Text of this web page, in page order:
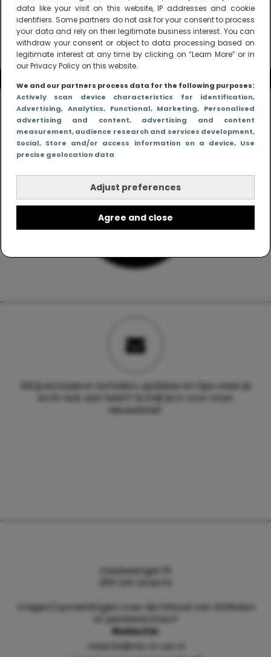
data like your visit on this website, IP addresses and cookie
identifiers. Some partners do not ask for your consent to process
your data and rely on their legitimate business interest. You can
withdraw your consent or object to data processing based on
legitimate interest at any time by clicking on “Learn More” or in
our Privacy Policy on this website.
We and our partners process data for the following purposes:
Actively scan device characteristics for identification,
Advertising, Analytics, Functional, Marketing, Personalised
advertising and content, advertising and content
measurement, audience research and services development,
Social, Store and/or access information on a device, Use
precise geolocation data
Adjust preferences
Agree and close
Wil jij exclusieve verhalen, updates en tips waar je
echt wat aan hebt? Schrijf je in voor onze
nieuwsbrief.
Daalsesingel 51
3511 SW Utrecht
Vragen/opmerkingen over de inhoud van artikelen
of persberichten?
Redactie:
redactie@me-to-we.nl